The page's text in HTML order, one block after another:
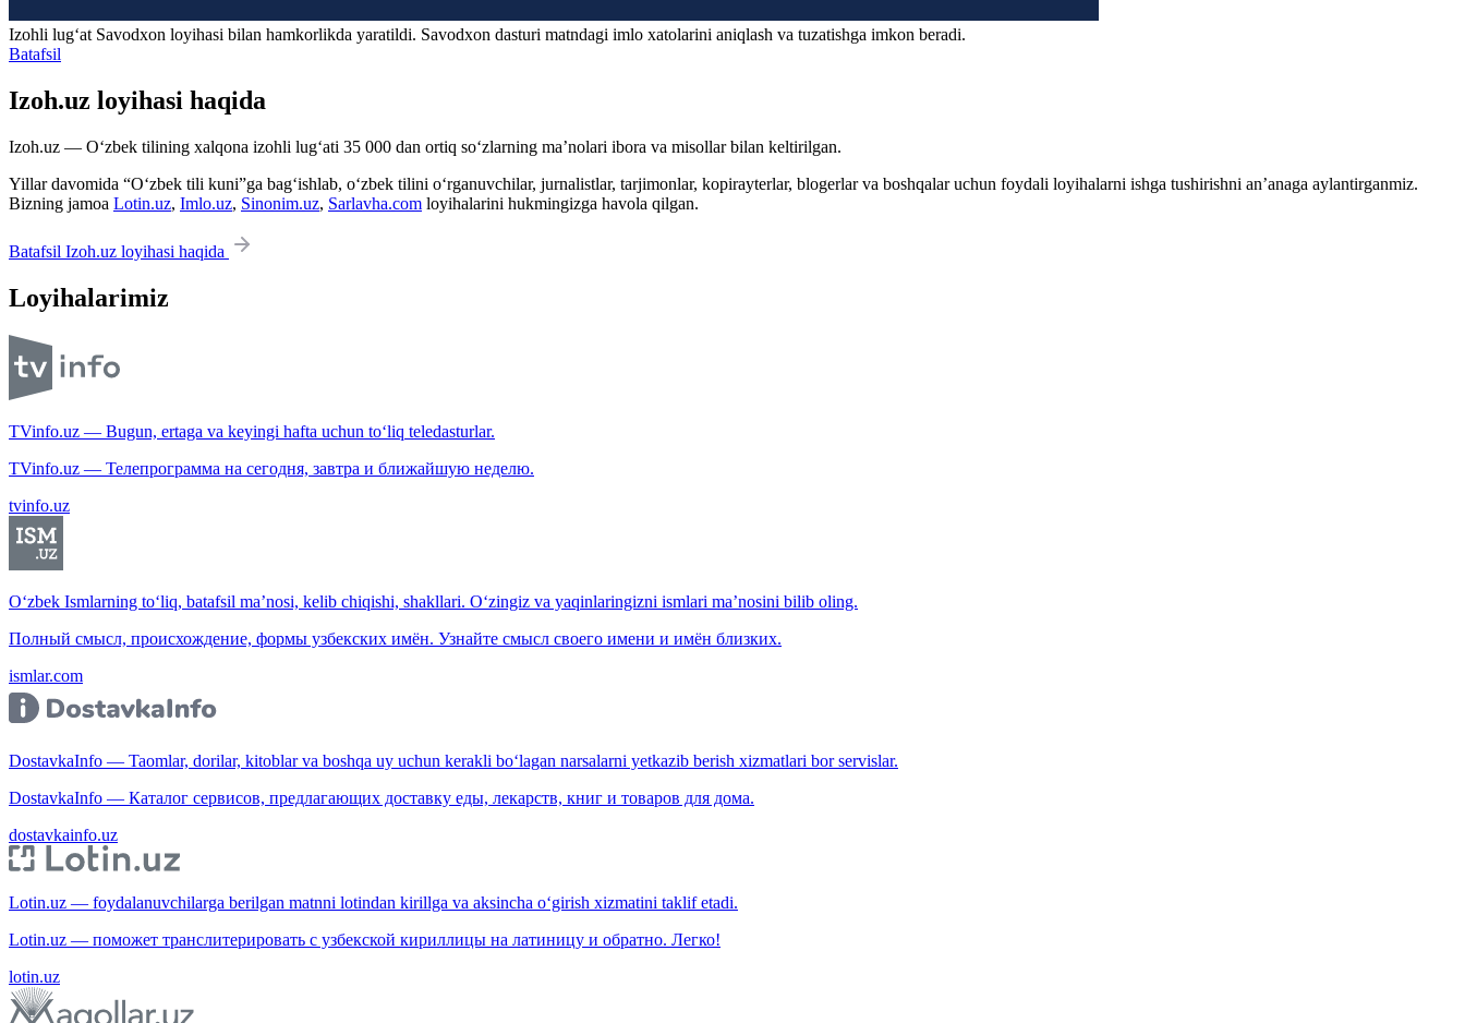
Izohli lugʻat Savodxon loyihasi bilan hamkorlikda yaratildi. Savodxon dasturi matndagi imlo xatolarini aniqlash va tuzatishga imkon beradi.
Batafsil
Izoh.uz loyihasi haqida
Izoh.uz — O‘zbek tilining xalqona izohli lug‘ati 35 000 dan ortiq so‘zlarning ma’nolari ibora va misollar bilan keltirilgan.
Yillar davomida “O‘zbek tili kuni”ga bag‘ishlab, o‘zbek tilini o‘rganuvchilar, jurnalistlar, tarjimonlar, kopirayterlar, blogerlar va boshqalar uchun foydali loyihalarni ishga tushirishni an’anaga aylantirganmiz.
Bizning jamoa Lotin.uz, Imlo.uz, Sinonim.uz, Sarlavha.com loyihalarini hukmingizga havola qilgan.
Batafsil Izoh.uz loyihasi haqida
Loyihalarimiz
TVinfo.uz — Bugun, ertaga va keyingi hafta uchun to‘liq teledasturlar.
TVinfo.uz — Телепрограмма на сегодня, завтра и ближайшую неделю.
tvinfo.uz
O‘zbek Ismlarning to‘liq, batafsil ma’nosi, kelib chiqishi, shakllari. O‘zingiz va yaqinlaringizni ismlari ma’nosini bilib oling.
Полный смысл, происхождение, формы узбекских имён. Узнайте смысл своего имени и имён близких.
ismlar.com
DostavkaInfo — Taomlar, dorilar, kitoblar va boshqa uy uchun kerakli bo‘lagan narsalarni yetkazib berish xizmatlari bor servislar.
DostavkaInfo — Каталог сервисов, предлагающих доставку еды, лекарств, книг и товаров для дома.
dostavkainfo.uz
Lotin.uz — foydalanuvchilarga berilgan matnni lotindan kirillga va aksincha o‘girish xizmatini taklif etadi.
Lotin.uz — поможет транслитерировать с узбекской кириллицы на латиницу и обратно. Легко!
lotin.uz